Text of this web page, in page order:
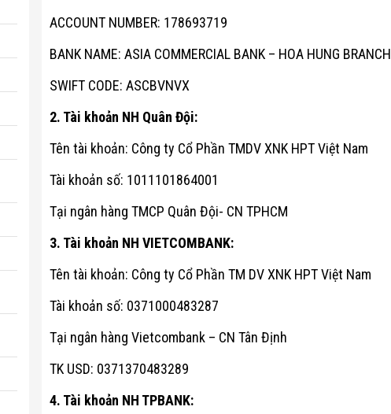
ACCOUNT NUMBER: 178693719
BANK NAME: ASIA COMMERCIAL BANK – HOA HUNG BRANCH
SWIFT CODE: ASCBVNVX
2. Tài khoản NH Quân Đội:
Tên tài khoản: Công ty Cổ Phần TMDV XNK HPT Việt Nam
Tài khoản số: 1011101864001
Tại ngân hàng TMCP Quân Đội- CN TPHCM
3. Tài khoản NH VIETCOMBANK:
Tên tài khoản: Công ty Cổ Phần TM DV XNK HPT Việt Nam
Tài khoản số: 0371000483287
Tại ngân hàng Vietcombank – CN Tân Định
TK USD: 0371370483289
4. Tài khoản NH TPBANK: